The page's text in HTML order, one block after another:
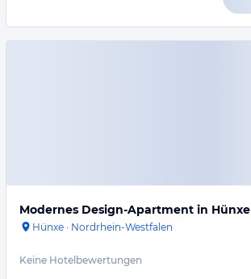
Modernes Design-Apartment in Hünxe
Hünxe · Nordrhein-Westfalen
Keine Hotelbewertungen